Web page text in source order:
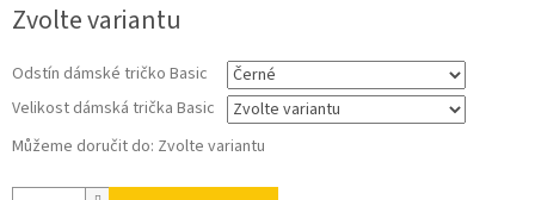
cena:
Zvolte variantu
Odstín dámské tričko Basic
Velikost dámská trička Basic
Můžeme doručit do: Zvolte variantu